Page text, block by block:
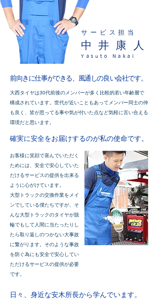
​中井康人
Yasuto Nakai
サービス担当
前向きに仕事ができる、風通しの良い会社です。
大西タイヤは30代前後のメンバーが多く比較的若い年齢層で
構成されています。世代が近いこともあってメンバー同士の仲
も良く、皆が思ってる事や気が付いた点など気軽に言い合える
環境だと思います。
​確実に安全をお届けするのが私の使命です。
お客様に笑顔で喜んでいただく
ためには、安全で安心していた
だけるサービスの提供を出来る
ように心がけています。
大型トラックの交換作業をメイ
ンでしている僕たちですが、そ
んな大型トラックのタイヤが脱
輪でもして人間に当たったりし
たら取り返しのつかない大事故
に繋がります。そのような事故
を防ぐ為にも安全で安心してい
ただけるサービスの提供が必要
です。
日々、身近な安木所長から学んでいます。